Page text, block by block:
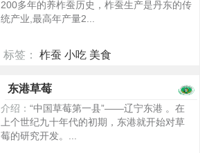
200多年的养柞蚕历史，柞蚕生产是丹东的传
统产业,最高年产量2...
标签： 柞蚕 小吃 美食
东港草莓
介绍： “中国草莓第一县”——辽宁东港 。在
上个世纪九十年代的初期，东港就开始对草
莓的研究开发。...